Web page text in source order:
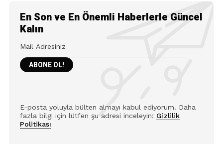
En Son ve En Önemli Haberlerle Güncel
Kalın
E-posta yoluyla bülten almayı kabul ediyorum. Daha
fazla bilgi için lütfen şu adresi inceleyin: Gizlilik
Politikası